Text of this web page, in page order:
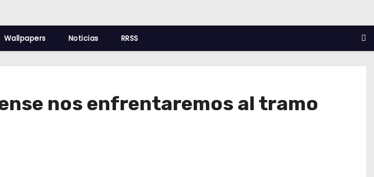
Wallpapers Noticias RRSS
nos enfrentaremos al tramo